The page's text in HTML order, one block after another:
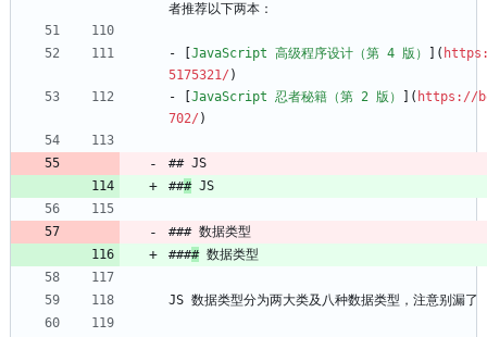
者推荐以下两本：
- [ JavaScript 高级程序设计（第 4 版） ](
5175321/ )
- [ JavaScript 忍者秘籍（第 2 版） ]( https://
702/ )
## JS
### JS
### 数据类型
#### 数据类型
JS 数据类型分为两大类及八种数据类型，注意别漏